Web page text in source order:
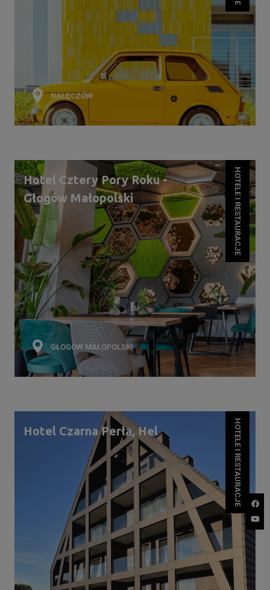
NAŁĘCZÓW
Hotel Cztery Pory Roku -
Głogów Małopolski
GŁOGÓW MAŁOPOLSKI
HOTELE I RESTAURACJE
Hotel Czarna Perła, Hel HOTELE I RESTAURACJE